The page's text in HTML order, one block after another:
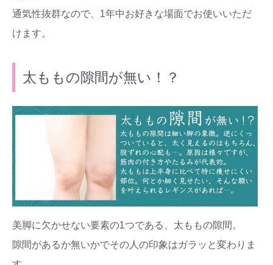
通気性抜群なので、1年中お好きな場面でお使いいただ
けます。
太ももの隙間が無い！？
美脚に欠かせない要素の1つである、太ももの隙間。
隙間があるか無いかでその人の印象はガラッと変わりま